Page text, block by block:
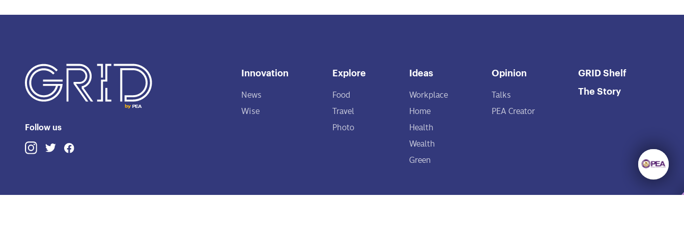
Follow us
Innovation
News
Wise
Explore
Food
Travel
Photo
Ideas
Workplace
Home
Health
Wealth
Green
Opinion
Talks
PEA Creator
GRID Shelf
The Story